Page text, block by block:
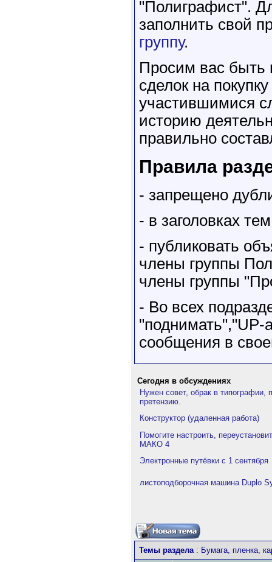
"Полиграфист".
заполнить свой
группу.
Просим вас быть
сделок на
участившимися
историю
правильно
Правила
- запрещено
- в заголовках
- публиковать
члены группы
члены группы
- Во всех
"поднимать","UP-
сообщения в
Сегодня в обсуждениях
Нужен совет, обрак в типографии,
претензию.
Конструктор (удаленная работа)
Помогите настроить,
МАКО 4
Электронные путёвки с 1 сентября
листоподборочная машина Duplo
Темы раздела: Бумага, пленка,